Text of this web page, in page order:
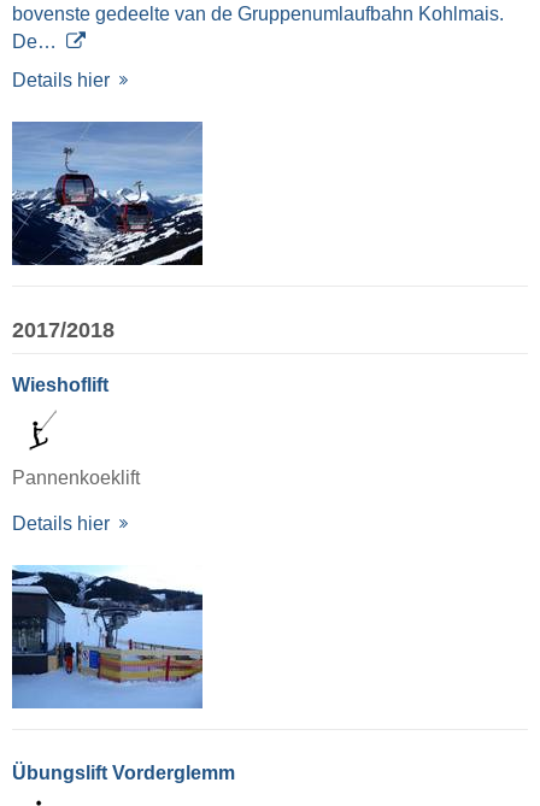
bovenste gedeelte van de Gruppenumlaufbahn Kohlmais.
De…
Details hier
2017/2018
Wieshoflift
Pannenkoeklift
Details hier
Übungslift Vorderglemm